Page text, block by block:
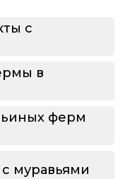
с
в
ферм
муравьями